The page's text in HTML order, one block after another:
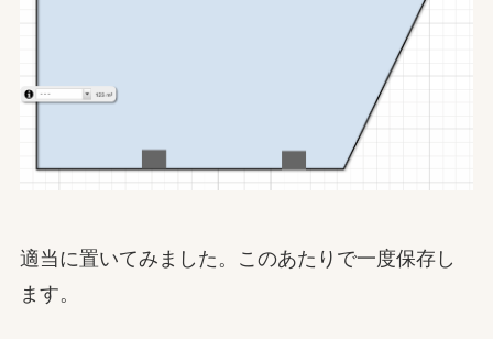
適当に置いてみました。このあたりで一度保存し
ます。